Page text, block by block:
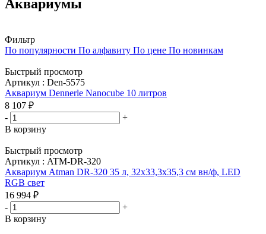
Аквариумы
Фильтр
По популярности По алфавиту По цене По новинкам
Быстрый просмотр
Артикул : Den-5575
Аквариум Dennerle Nanocube 10 литров
8 107 ₽
-
+
В корзину
Быстрый просмотр
Артикул : ATM-DR-320
Аквариум Atman DR-320 35 л, 32х33,3х35,3 см вн/ф, LED
RGB свет
16 994 ₽
-
+
В корзину